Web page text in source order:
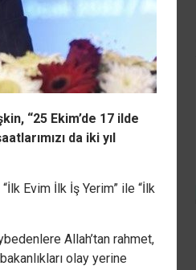
“25 Ekim’de 17 ilde
da iki yıl
Evim İlk İş Yerim” ile “İlk
Allah’tan rahmet,
olay yerine